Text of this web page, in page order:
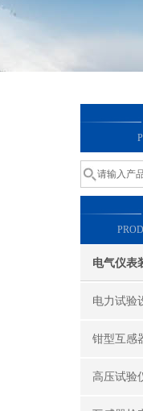
电气仪表
电力试验
钳型互感
高压试验